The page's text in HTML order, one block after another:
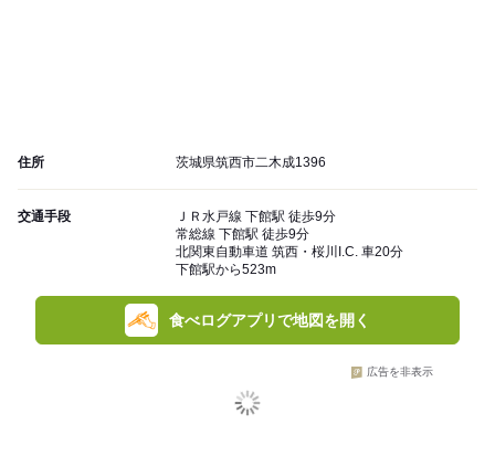
住所 茨城県筑西市二木成1396
交通手段
ＪＲ水戸線 下館駅 徒歩9分
常総線 下館駅 徒歩9分
北関東自動車道 筑西・桜川I.C. 車20分
下館駅から523m
食べログアプリで地図を開く
広告を非表示